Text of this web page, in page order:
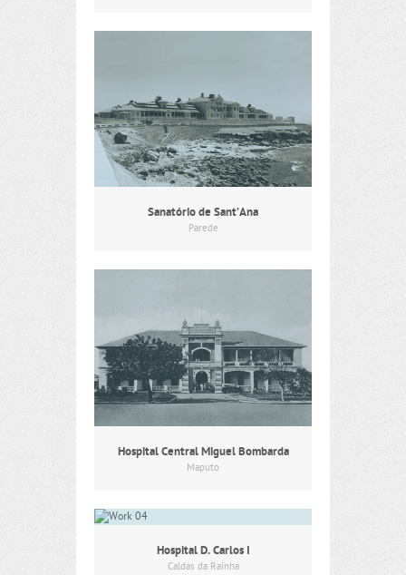
Sanatório de Sant’Ana
Parede
Hospital Central Miguel Bombarda
Maputo
Hospital D. Carlos I
Caldas da Rainha